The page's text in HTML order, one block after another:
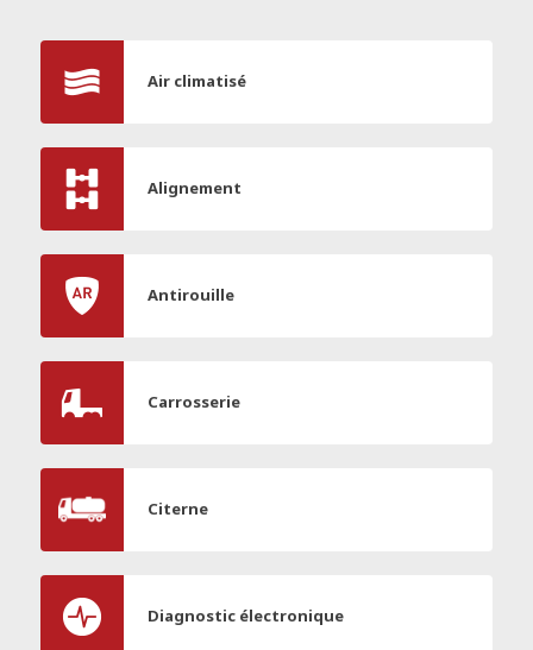
Air climatisé
Alignement
Antirouille
Carrosserie
Citerne
Diagnostic électronique